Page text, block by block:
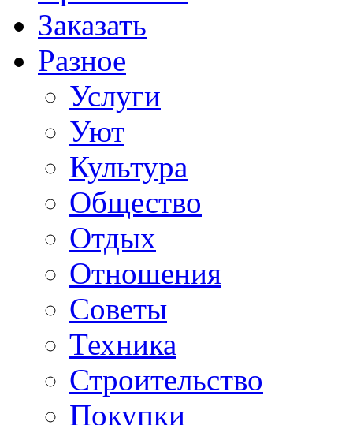
Заказать
Разное
Услуги
Уют
Культура
Общество
Отдых
Отношения
Советы
Техника
Строительство
Покупки